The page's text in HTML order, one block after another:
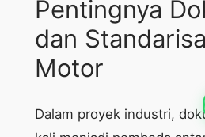
Pentingnya
dan
Motor
Dalam proyek industri,